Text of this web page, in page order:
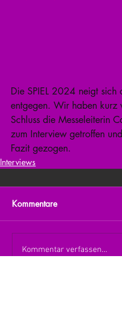
Die SPIEL 2024 neigt sich
entgegen. Wir haben kurz
Schluss die Messeleiterin
zum Interview getroffen
Fazit gezogen.
Interviews
Kommentare
Kommentar verfassen...